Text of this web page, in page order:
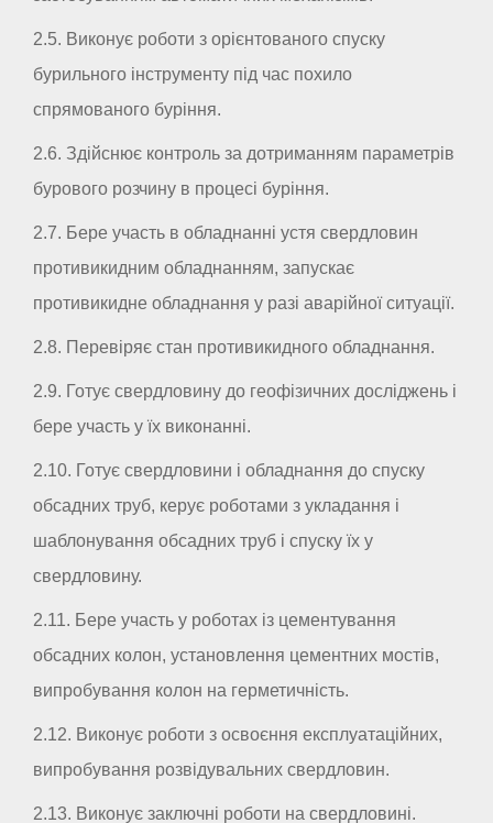
2.5. Виконує роботи з орієнтованого спуску
бурильного інструменту під час похило
спрямованого буріння.
2.6. Здійснює контроль за дотриманням параметрів
бурового розчину в процесі буріння.
2.7. Бере участь в обладнанні устя свердловин
противикидним обладнанням, запускає
противикидне обладнання у разі аварійної ситуації.
2.8. Перевіряє стан противикидного обладнання.
2.9. Готує свердловину до геофізичних досліджень і
бере участь у їх виконанні.
2.10. Готує свердловини і обладнання до спуску
обсадних труб, керує роботами з укладання і
шаблонування обсадних труб і спуску їх у
свердловину.
2.11. Бере участь у роботах із цементування
обсадних колон, установлення цементних мостів,
випробування колон на герметичність.
2.12. Виконує роботи з освоєння експлуатаційних,
випробування розвідувальних свердловин.
2.13. Виконує заключні роботи на свердловині.